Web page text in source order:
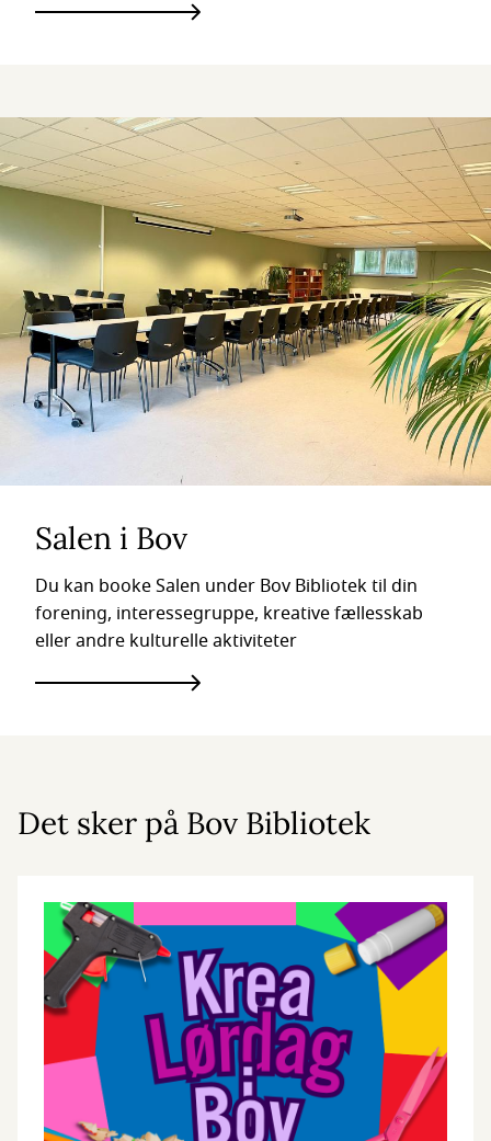
Salen i Bov
Du kan booke Salen under Bov Bibliotek til din
forening, interessegruppe, kreative fællesskab
eller andre kulturelle aktiviteter
Det sker på Bov Bibliotek